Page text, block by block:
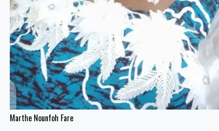
Marthe Nounfoh Fare